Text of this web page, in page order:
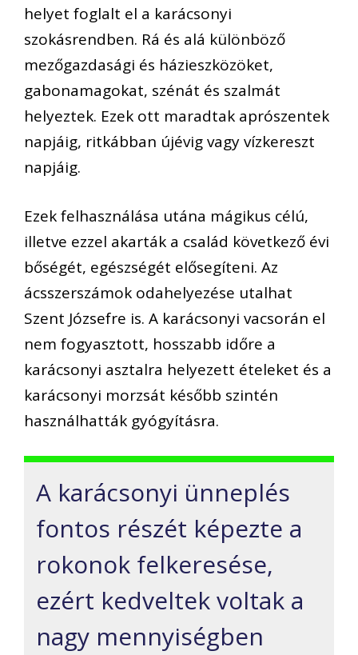
helyet foglalt el a karácsonyi
szokásrendben. Rá és alá különböző
mezőgazdasági és házieszközöket,
gabonamagokat, szénát és szalmát
helyeztek. Ezek ott maradtak aprószentek
napjáig, ritkábban újévig vagy vízkereszt
napjáig.
Ezek felhasználása utána mágikus célú,
illetve ezzel akarták a család következő évi
bőségét, egészségét elősegíteni. Az
ácsszerszámok odahelyezése utalhat
Szent Józsefre is. A karácsonyi vacsorán el
nem fogyasztott, hosszabb időre a
karácsonyi asztalra helyezett ételeket és a
karácsonyi morzsát később szintén
használhatták gyógyításra.
A karácsonyi ünneplés
fontos részét képezte a
rokonok felkeresése,
ezért kedveltek voltak a
nagy mennyiségben